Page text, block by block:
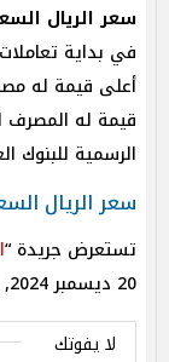
سعر الريال
أعلى قيمة له
قيمة له المصرف
الرسمية للبنوك
سعر الريال
تستعرض جريدة “
20 ديسمبر 2024, وفقًا للمواقع الرسمية للبنوك.
لا يفوتك